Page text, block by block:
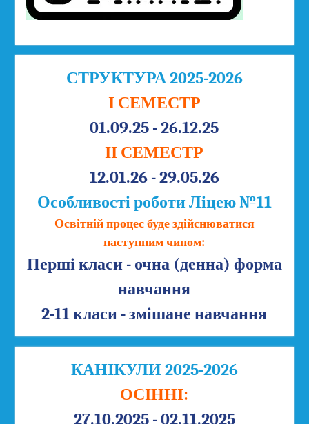
СТРУКТУРА 2025-2026
І СЕМЕСТР
01.09.25 - 26.12.25
ІІ СЕМЕСТР
12.01.26 - 29.05.26
Особливості роботи Ліцею №11
Освітній процес буде здійснюватися
наступним чином:
Перші класи - очна (денна) форма
навчання
2-11 класи - змішане навчання
КАНІКУЛИ 2025-2026
ОСІННІ:
27.10.2025 - 02.11.2025